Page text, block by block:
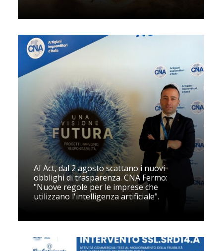
AI Act, dal 2 agosto scattano i nuovi
obblighi di trasparenza. CNA Fermo:
"Nuove regole per le imprese che
utilizzano l'intelligenza artificiale".